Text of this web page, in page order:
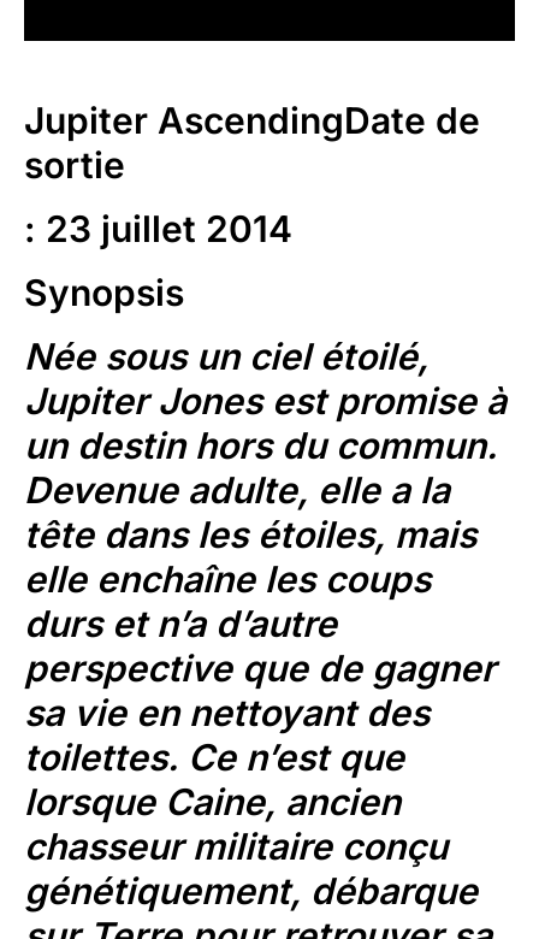
Jupiter AscendingDate de
sortie
: 23 juillet 2014
Synopsis
Née sous un ciel étoilé,
Jupiter Jones est promise à
un destin hors du commun.
Devenue adulte, elle a la
tête dans les étoiles, mais
elle enchaîne les coups
durs et n’a d’autre
perspective que de gagner
sa vie en nettoyant des
toilettes. Ce n’est que
lorsque Caine, ancien
chasseur militaire conçu
génétiquement, débarque